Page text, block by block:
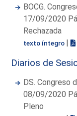
BOCG.
17/09/2020
Rechazada
texto íntegro |
Diarios de
DS. Congreso
08/09/2020
Pleno